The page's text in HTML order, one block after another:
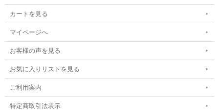
カートを見る
マイページへ
お客様の声を見る
お気に入りリストを見る
ご利用案内
特定商取引法表示